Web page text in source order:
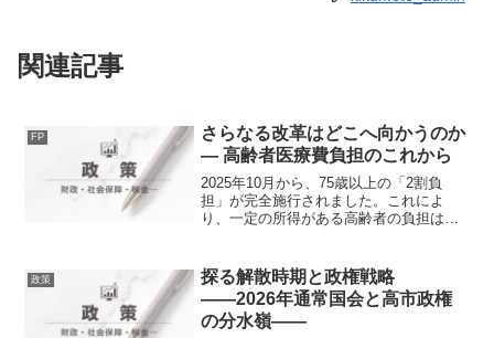
関連記事
FP
さらなる改革はどこへ向かうのか
― 高齢者医療費負担のこれから
2025年10月から、75歳以上の「2割負
担」が完全施行されました。これによ
り、一定の所得がある高齢者の負担は確
ではありません。医療費は膨張を続け、
現役世代へのしわ寄せ...
政策
探る解散時期と政権戦略
――2026年通常国会と高市政権
の分水嶺――